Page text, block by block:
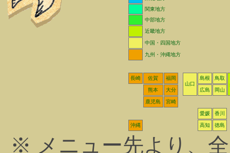
関東地方
中部地方
近畿地方
中国・四国地方
九州・沖縄地方
長崎 佐賀
福岡
山口
島根
鳥取
熊本
大分 広島 岡山
鹿児島 宮崎
愛媛 香川
沖縄 高知 徳島
※ メニュー先より、